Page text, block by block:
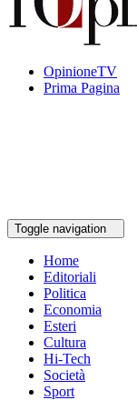
OpinioneTV
Prima Pagina
Toggle navigation
Home
Editoriali
Politica
Economia
Esteri
Cultura
Hi-Tech
Società
Sport